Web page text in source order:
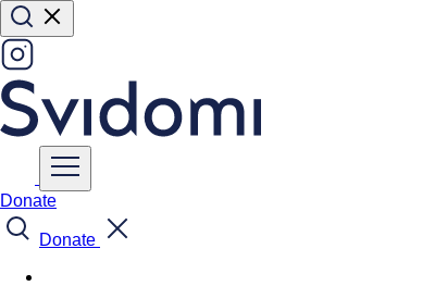
Donate
Donate